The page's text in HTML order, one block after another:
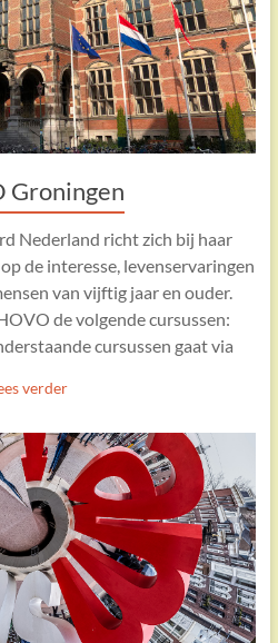
Groningen
Nederland richt zich bij haar
de interesse, levenservaringen
van vijftig jaar en ouder.
de volgende cursussen:
cursussen gaat via
verder